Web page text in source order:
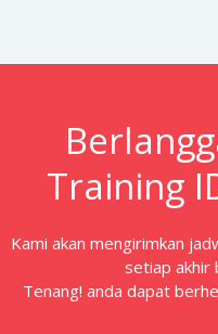
Training
Kami akan mengirimkan
setiap akhir
Tenang! anda dapat